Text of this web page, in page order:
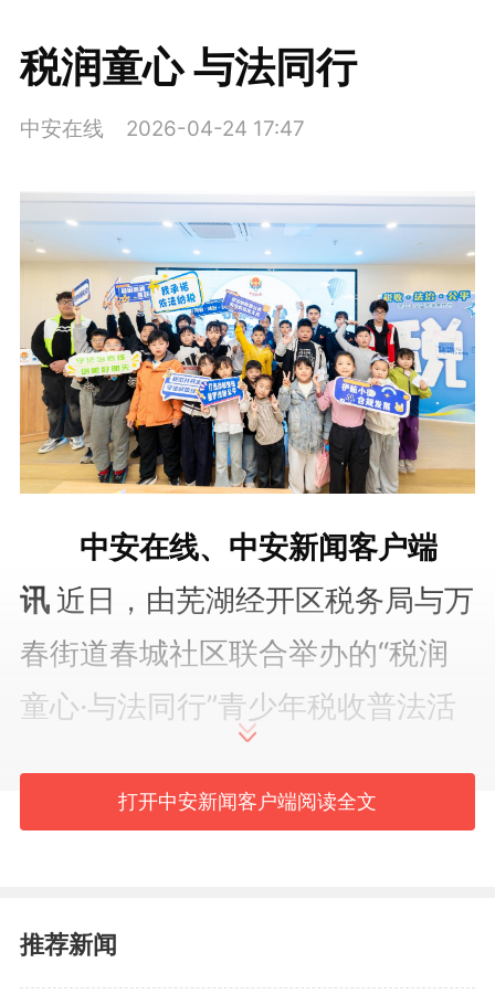
税润童心 与法同行
中安在线 2026-04-24 17:47
中安在线、中安新闻客户端
讯 近日，由芜湖经开区税务局与万
春街道春城社区联合举办的“税润
童心·与法同行”青少年税收普法活
年法治启蒙，以“知识课堂+趣味实
打开中安新闻客户端阅读全文
推荐新闻